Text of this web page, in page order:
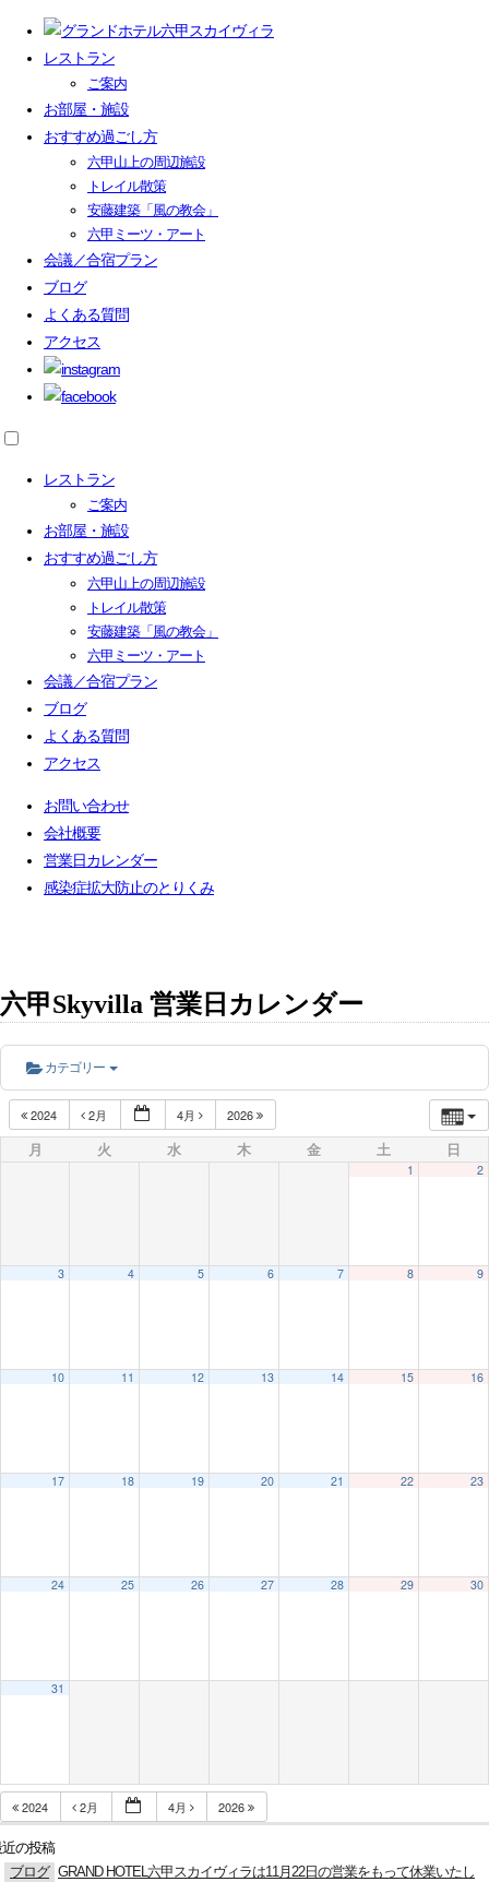
レストラン
ご案内
お部屋・施設
おすすめ過ごし方
六甲山上の周辺施設
トレイル散策
安藤建築「風の教会」
六甲ミーツ・アート
会議／合宿プラン
ブログ
よくある質問
アクセス
レストラン
ご案内
お部屋・施設
おすすめ過ごし方
六甲山上の周辺施設
トレイル散策
安藤建築「風の教会」
六甲ミーツ・アート
会議／合宿プラン
ブログ
よくある質問
アクセス
お問い合わせ
会社概要
営業日カレンダー
感染症拡大防止のとりくみ
六甲Skyvilla 営業日カレンダー
カテゴリー
2024 2月 4月 2026
月 火 水 木 金 土 日
1 2
3 4 5 6 7 8 9
10 11 12 13 14 15 16
17 18 19 20 21 22 23
24 25 26 27 28 29 30
31
2024 2月 4月 2026
の投稿
ブログ GRAND HOTEL六甲スカイヴィラは11月22日の営業をもって休業いたし